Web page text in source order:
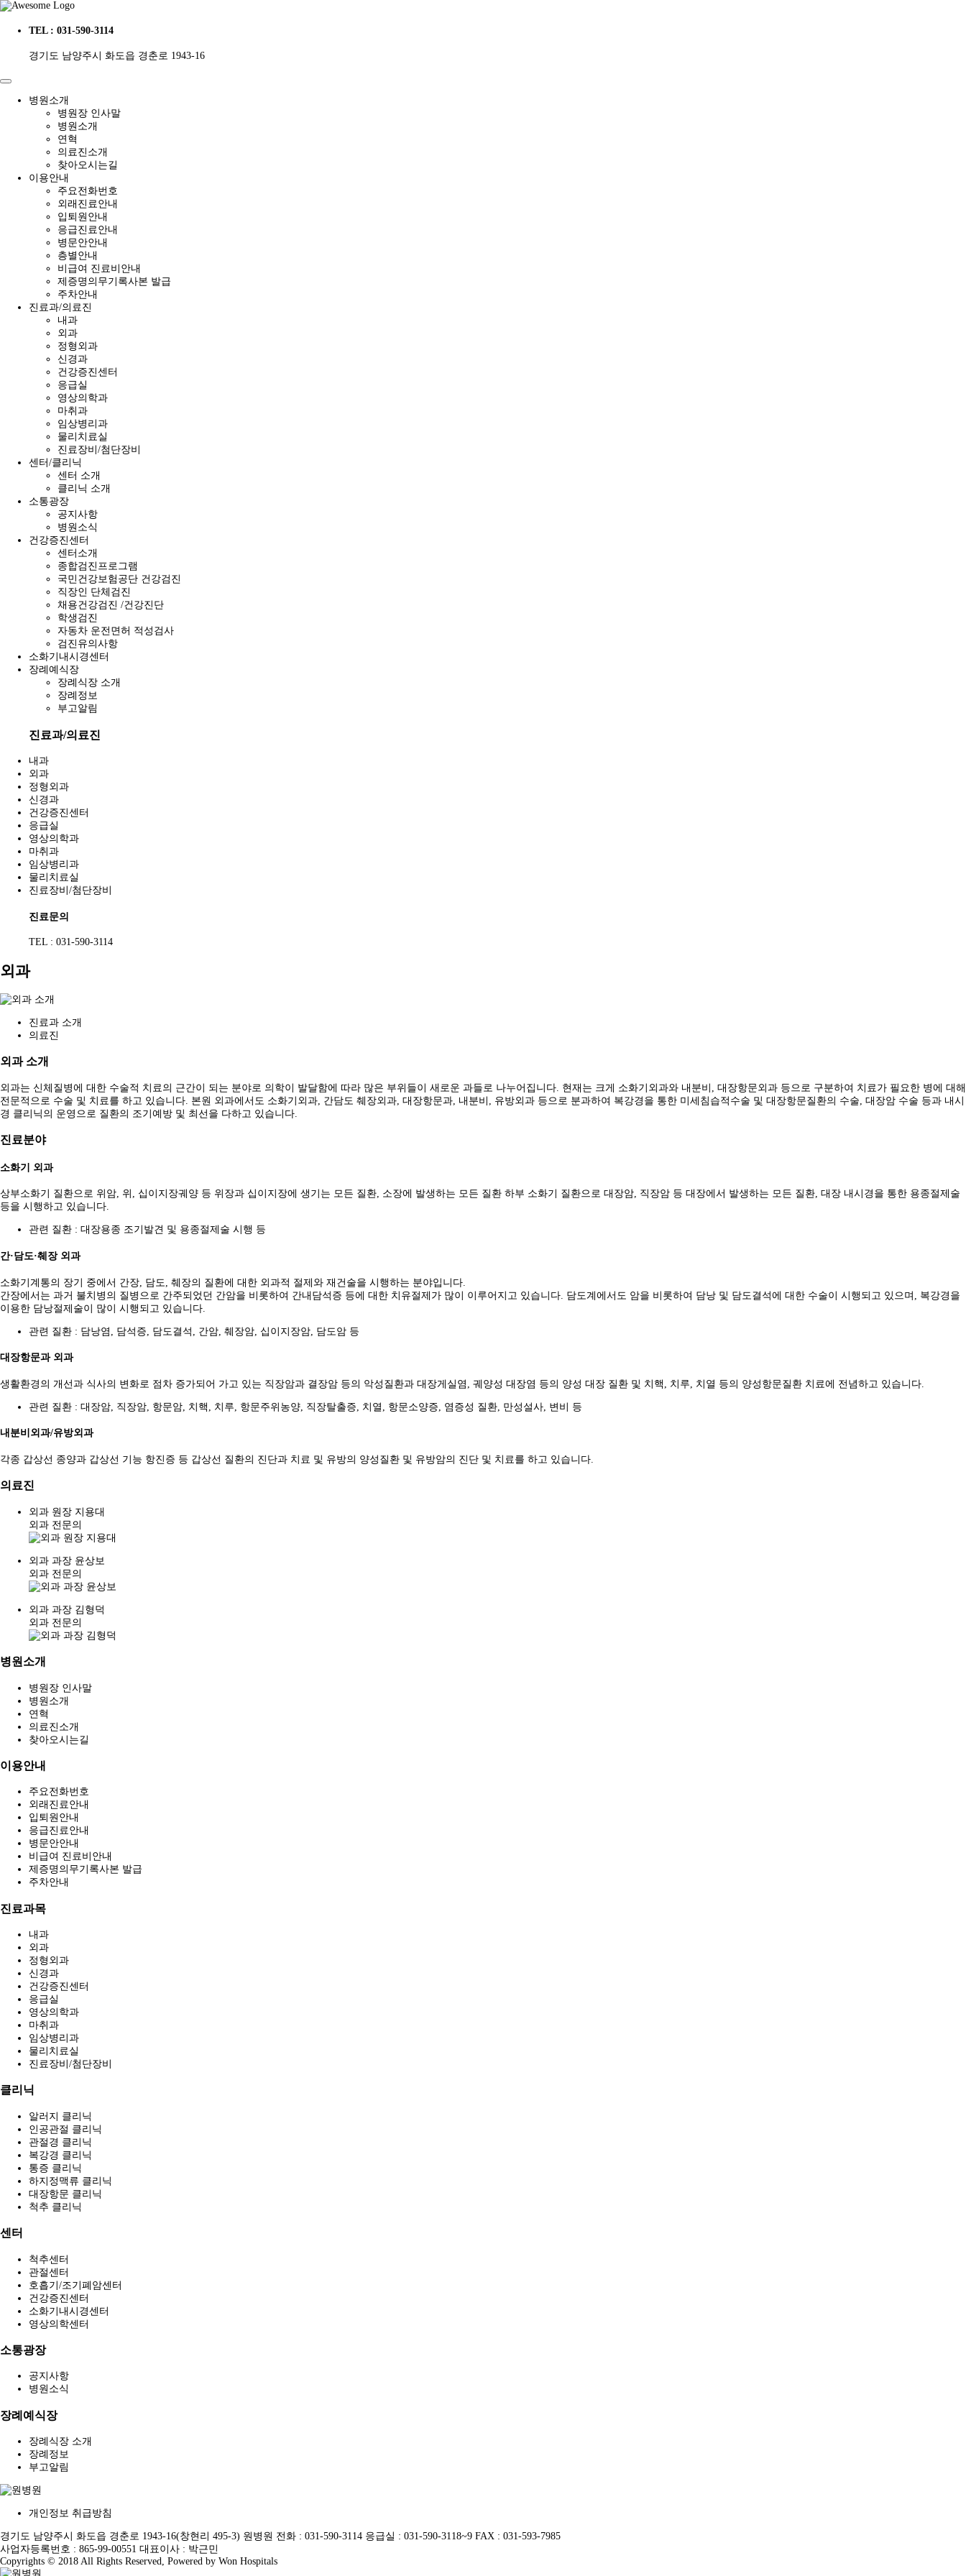
TEL : 031-590-3114
경기도 남양주시 화도읍 경춘로 1943-16
병원소개
병원장 인사말
병원소개
연혁
의료진소개
찾아오시는길
이용안내
주요전화번호
외래진료안내
입퇴원안내
응급진료안내
병문안안내
층별안내
비급여 진료비안내
제증명의무기록사본 발급
주차안내
진료과/의료진
내과
외과
정형외과
신경과
건강증진센터
응급실
영상의학과
마취과
임상병리과
물리치료실
진료장비/첨단장비
센터/클리닉
센터 소개
클리닉 소개
소통광장
공지사항
병원소식
건강증진센터
센터소개
종합검진프로그램
국민건강보험공단 건강검진
직장인 단체검진
채용건강검진 /건강진단
학생검진
자동차 운전면허 적성검사
검진유의사항
소화기내시경센터
장례예식장
장례식장 소개
장례정보
부고알림
진료과/의료진
내과
외과
정형외과
신경과
건강증진센터
응급실
영상의학과
마취과
임상병리과
물리치료실
진료장비/첨단장비
진료문의
TEL : 031-590-3114
외과
진료과 소개
의료진
외과 소개
외과는 신체질병에 대한 수술적 치료의 근간이 되는 분야로 의학이 발달함에 따라 많은 부위들이 새로운 과들로 나누어집니다. 현재는 크게 소화기외과와 내분비, 대장항문외과 등으로 구분하여 치료가 필요한 병에 대해
전문적으로 수술 및 치료를 하고 있습니다. 본원 외과에서도 소화기외과, 간담도 췌장외과, 대장항문과, 내분비, 유방외과 등으로 분과하여 복강경을 통한 미세침습적수술 및 대장항문질환의 수술, 대장암 수술 등과 내시
경 클리닉의 운영으로 질환의 조기예방 및 최선을 다하고 있습니다.
진료분야
소화기 외과
상부소화기 질환으로 위암, 위, 십이지장궤양 등 위장과 십이지장에 생기는 모든 질환, 소장에 발생하는 모든 질환 하부 소화기 질환으로 대장암, 직장암 등 대장에서 발생하는 모든 질환, 대장 내시경을 통한 용종절제술
등을 시행하고 있습니다.
관련 질환 : 대장용종 조기발견 및 용종절제술 시행 등
간·담도·췌장 외과
소화기계통의 장기 중에서 간장, 담도, 췌장의 질환에 대한 외과적 절제와 재건술을 시행하는 분야입니다.
간장에서는 과거 불치병의 질병으로 간주되었던 간암을 비롯하여 간내담석증 등에 대한 치유절제가 많이 이루어지고 있습니다. 담도계에서도 암을 비롯하여 담낭 및 담도결석에 대한 수술이 시행되고 있으며, 복강경을
이용한 담낭절제술이 많이 시행되고 있습니다.
관련 질환 : 담낭염, 담석증, 담도결석, 간암, 췌장암, 십이지장암, 담도암 등
대장항문과 외과
생활환경의 개선과 식사의 변화로 점차 증가되어 가고 있는 직장암과 결장암 등의 악성질환과 대장게실염, 궤양성 대장염 등의 양성 대장 질환 및 치핵, 치루, 치열 등의 양성항문질환 치료에 전념하고 있습니다.
관련 질환 : 대장암, 직장암, 항문암, 치핵, 치루, 항문주위농양, 직장탈출증, 치열, 항문소양증, 염증성 질환, 만성설사, 변비 등
내분비외과/유방외과
각종 갑상선 종양과 갑상선 기능 항진증 등 갑상선 질환의 진단과 치료 및 유방의 양성질환 및 유방암의 진단 및 치료를 하고 있습니다.
의료진
외과 원장 지용대
외과 전문의
외과 과장 윤상보
외과 전문의
외과 과장 김형덕
외과 전문의
병원소개
병원장 인사말
병원소개
연혁
의료진소개
찾아오시는길
이용안내
주요전화번호
외래진료안내
입퇴원안내
응급진료안내
병문안안내
비급여 진료비안내
제증명의무기록사본 발급
주차안내
진료과목
내과
외과
정형외과
신경과
건강증진센터
응급실
영상의학과
마취과
임상병리과
물리치료실
진료장비/첨단장비
클리닉
알러지 클리닉
인공관절 클리닉
관절경 클리닉
복강경 클리닉
통증 클리닉
하지정맥류 클리닉
대장항문 클리닉
척추 클리닉
센터
척추센터
관절센터
호흡기/조기폐암센터
건강증진센터
소화기내시경센터
영상의학센터
소통광장
공지사항
병원소식
장례예식장
장례식장 소개
장례정보
부고알림
개인정보 취급방침
경기도 남양주시 화도읍 경춘로 1943-16(창현리 495-3) 원병원 전화 : 031-590-3114 응급실 : 031-590-3118~9 FAX : 031-593-7985
사업자등록번호 : 865-99-00551 대표이사 : 박근민
Copyrights © 2018 All Rights Reserved, Powered by Won Hospitals